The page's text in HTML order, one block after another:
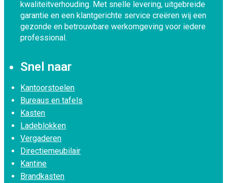
kwaliteitverhouding. Met snelle levering, uitgebreide
garantie en een klantgerichte service creëren wij een
gezonde en betrouwbare werkomgeving voor iedere
professional.
Snel naar
Kantoorstoelen
Bureaus en tafels
Kasten
Ladeblokken
Vergaderen
Directiemeubilair
Kantine
Brandkasten